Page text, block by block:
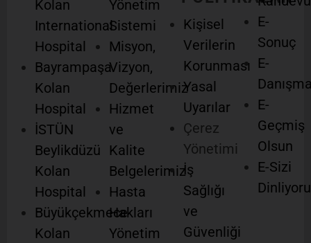
Kolan
International
Hospital
Bayrampaşa
Kolan
Hospital
İSTÜN
Beylikdüzü
Kolan
Hospital
Büyükçekmece
Kolan
Yönetim
Sistemi
Misyon,
Vizyon,
Değerlerimiz
Hizmet
ve
Kalite
Belgelerimiz
Hasta
Hakları
Yönetim
Kişisel
Verilerin
Korunması
Yasal
Uyarılar
Çerez
Yönetimi
İş
Sağlığı
ve
Güvenliği
E-
Sonuç
E-
E-
Geçmiş
Olsun
E-Sizi